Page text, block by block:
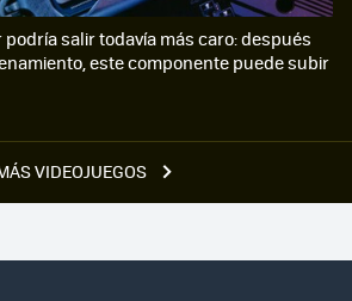
VIDEOJUEGOS
podría salir todavía más caro: después
este componente puede subir